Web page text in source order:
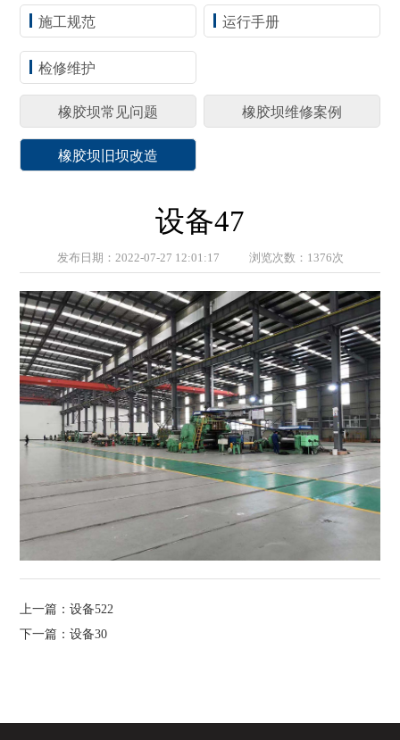
施工规范 运行手册
检修维护
橡胶坝常见问题 橡胶坝维修案例
橡胶坝旧坝改造
设备47
发布日期：2022-07-27 12:01:17 浏览次数：1376次
上一篇：设备522
下一篇：设备30